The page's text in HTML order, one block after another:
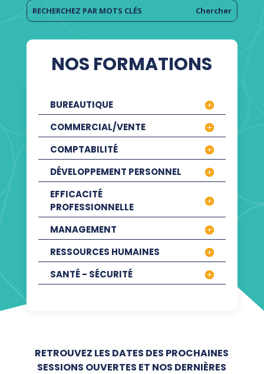
NOS FORMATIONS
BUREAUTIQUE
COMMERCIAL/VENTE
COMPTABILITÉ
DÉVELOPPEMENT PERSONNEL
EFFICACITÉ
PROFESSIONNELLE
MANAGEMENT
RESSOURCES HUMAINES
SANTÉ - SÉCURITÉ
RETROUVEZ LES DATES DES PROCHAINES
SESSIONS OUVERTES ET NOS DERNIÈRES